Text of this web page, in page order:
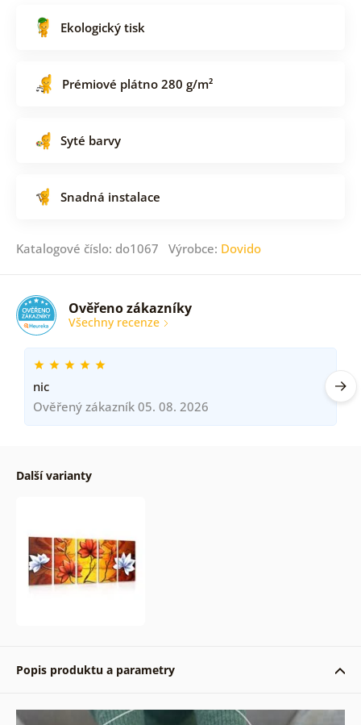
Ekologický tisk
Prémiové plátno 280 g/m²
Syté barvy
Snadná instalace
Katalogové číslo: do1067 Výrobce: Dovido
Ověřeno zákazníky
Všechny recenze
nic
Ověřený zákazník 05. 08. 2026
Další varianty
Popis produktu a parametry